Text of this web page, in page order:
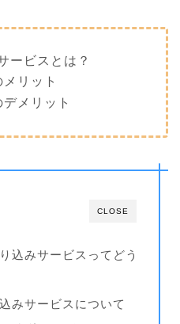
ービスとは？
リット
メリット
CLOSE
込みサービスってどう
みサービスについて